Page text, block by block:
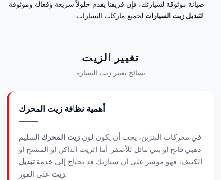
صيانة موثوقة لسيارتك، فإن فريقنا يقدم حلولاً سريعة وفعالة وموثوقة
لتبديل زيت السيارات
تغيير الزيت
نصائح تغيير زيت السيارة
أهمية نظافة زيت المحرك
في محركات البنزين، يجب أن يكون لون زيت المحرك السليم
ذهبي فاتح أو بني مائل للأصفر. أما الزيت الداكن أو المتسخ أو
الكثيف، فهو مؤشر على أن سيارتك قد تحتاج إلى خدمةتبديل
زيتعلى الفور.